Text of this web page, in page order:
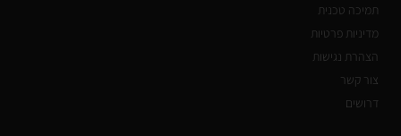
תמיכה טכנית
מדיניות פרטיות
הצהרת נגישות
צור קשר
דרושים